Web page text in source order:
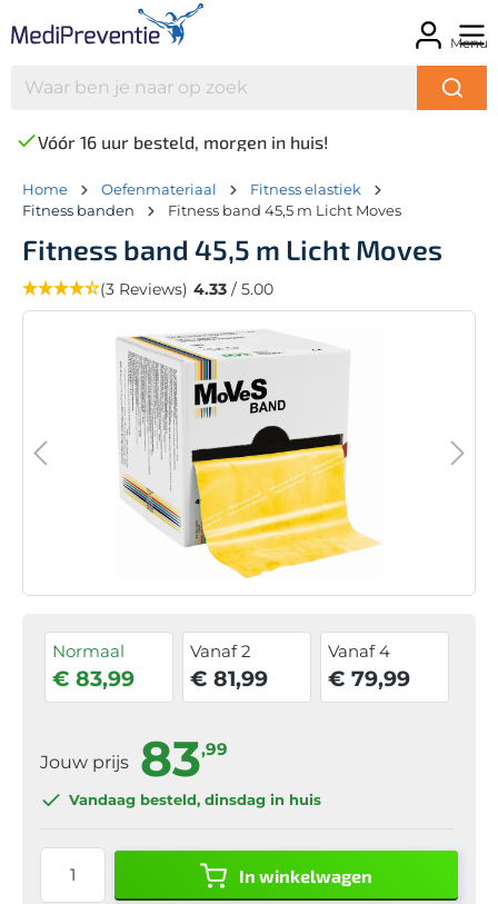
Menu
Vóór 16 uur besteld, morgen in huis!
Home Oefenmateriaal
Fitness elastiek
Fitness banden
Fitness band 45,5 m Licht Moves
Fitness band 45,5 m Licht Moves
(3 Reviews) 4.33 / 5.00
Normaal
€ 83,99
Vanaf 2
€ 81,99
Vanaf 4
€ 79,99
Jouw prijs 83,99
Vandaag besteld, dinsdag in huis
In winkelwagen